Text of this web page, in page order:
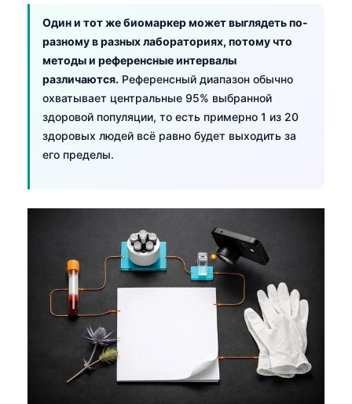
Один и тот же биомаркер может выглядеть по-
разному в разных лабораториях, потому что
методы и референсные интервалы
различаются. Референсный диапазон обычно
охватывает центральные 95% выбранной
здоровой популяции, то есть примерно 1 из 20
здоровых людей всё равно будет выходить за
его пределы.